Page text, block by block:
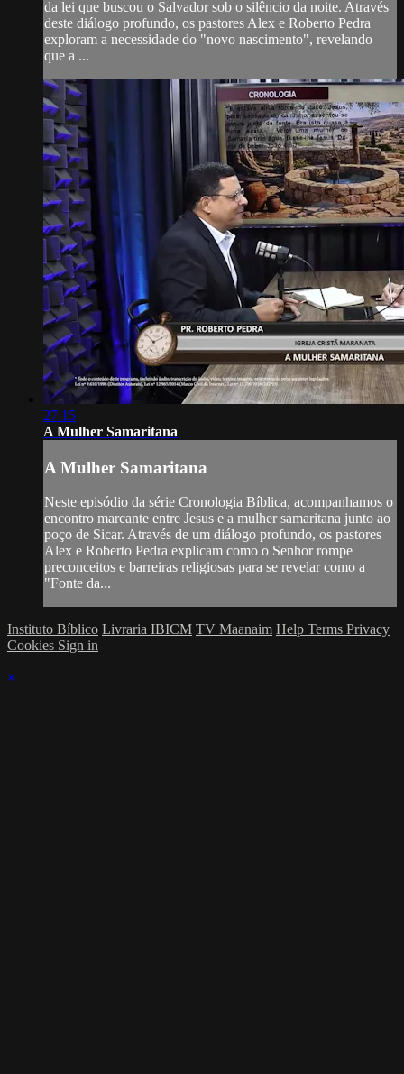
da lei que buscou o Salvador sob o silêncio da noite. Através
deste diálogo profundo, os pastores Alex e Roberto Pedra
exploram a necessidade do "novo nascimento", revelando
que a ...
27:15
A Mulher Samaritana
A Mulher Samaritana
Neste episódio da série Cronologia Bíblica, acompanhamos o
encontro marcante entre Jesus e a mulher samaritana junto ao
poço de Sicar. Através de um diálogo profundo, os pastores
Alex e Roberto Pedra explicam como o Senhor rompe
preconceitos e barreiras religiosas para se revelar como a
"Fonte da...
Instituto Bíblico Livraria IBICM TV Maanaim Help Terms Privacy
Cookies Sign in
×